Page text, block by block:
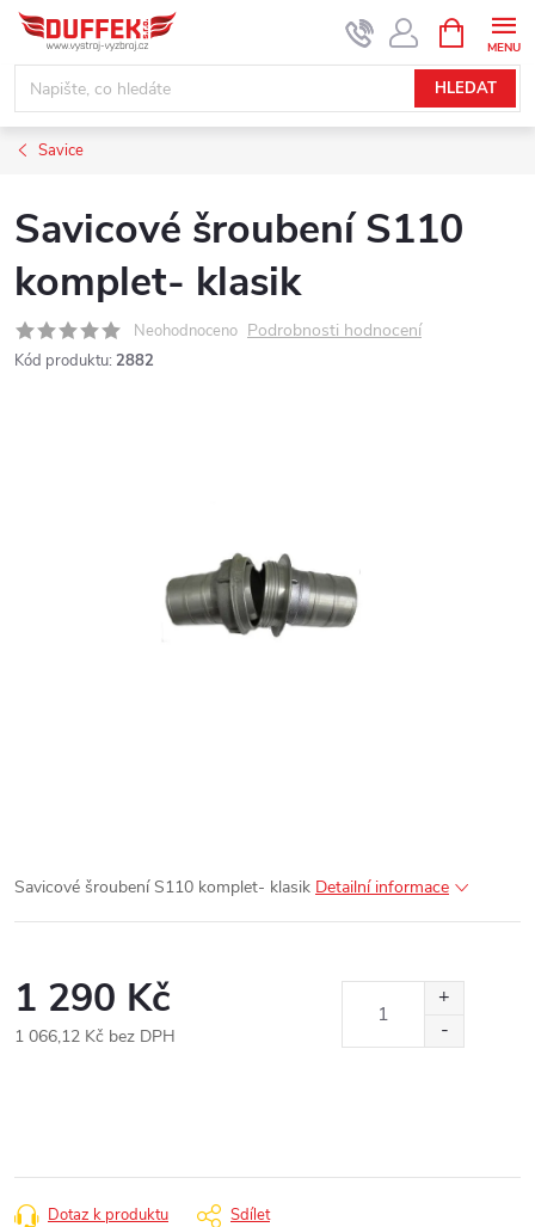
Přejít
obsah
HLEDAT
NÁKUPNÍ
KOŠÍK
Savice
Savicové šroubení S110
komplet- klasik
Neohodnoceno Podrobnosti hodnocení
Kód produktu: 2882
Savicové šroubení S110 komplet- klasik Detailní informace
1 290 Kč
1 066,12 Kč bez DPH
Dotaz k produktu Sdílet